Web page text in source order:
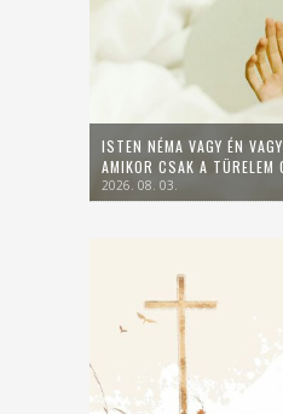
ISTEN NÉMA VAGY ÉN
AMIKOR CSAK A TÜRELEM
2026. 08. 03.